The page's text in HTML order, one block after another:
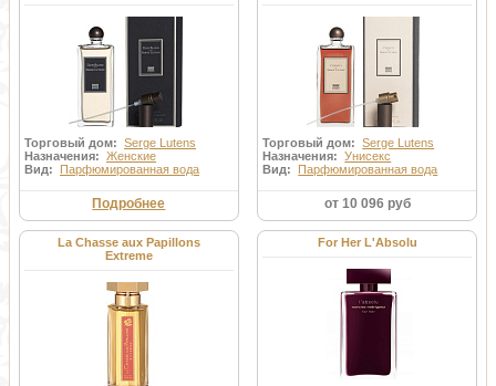
Торговый дом: Serge Lutens
Назначения: Женские
Вид: Парфюмированная вода
Подробнее
Торговый дом:Serge Lutens
Назначения:Унисекс
Вид: Парфюмированная вода
от 10 096 руб
La Chasse aux Papillons
Extreme
For Her L'Absolu